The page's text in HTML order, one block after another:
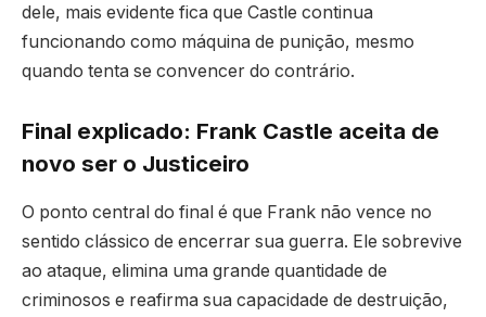
dele, mais evidente fica que Castle continua
funcionando como máquina de punição, mesmo
quando tenta se convencer do contrário.
Final explicado: Frank Castle aceita de
novo ser o Justiceiro
O ponto central do final é que Frank não vence no
sentido clássico de encerrar sua guerra. Ele sobrevive
ao ataque, elimina uma grande quantidade de
criminosos e reafirma sua capacidade de destruição,